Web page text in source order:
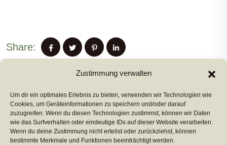
Zustimmung verwalten
Um dir ein optimales Erlebnis zu bieten, verwenden wir Technologien wie
Cookies, um Geräteinformationen zu speichern und/oder darauf
zuzugreifen. Wenn du diesen Technologien zustimmst, können wir Daten
wie das Surfverhalten oder eindeutige IDs auf dieser Website verarbeiten.
Wenn du deine Zustimmung nicht erteilst oder zurückziehst, können
bestimmte Merkmale und Funktionen beeinträchtigt werden.
Share:
PREVIUS POST
NEXT POST